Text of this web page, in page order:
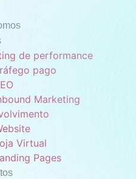
de performance
pago
Marketing
Virtual
Pages